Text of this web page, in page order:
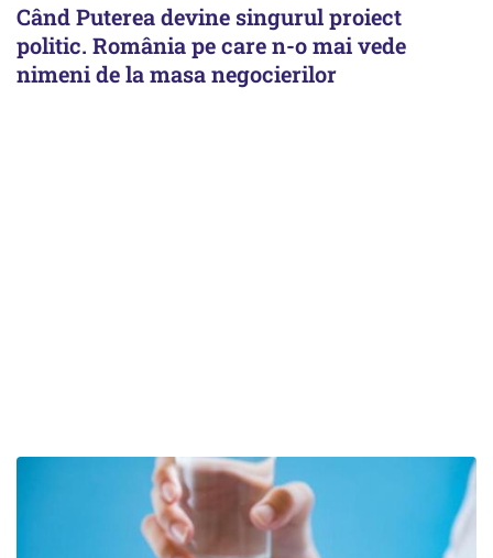
Când Puterea devine singurul proiect
politic. România pe care n-o mai vede
nimeni de la masa negocierilor